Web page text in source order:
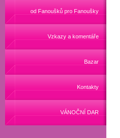
od Fanoušků pro Fanoušky
Vzkazy a komentáře
Bazar
Kontakty
VÁNOČNÍ DAR